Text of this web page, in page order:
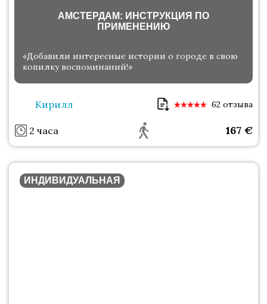
АМСТЕРДАМ: ИНСТРУКЦИЯ ПО
ПРИМЕНЕНИЮ
«Добавили интересные истории о городе в свою
копилку воспоминаний!»
Кирилл 62 отзыва
2 часа 167 €
ИНДИВИДУАЛЬНАЯ